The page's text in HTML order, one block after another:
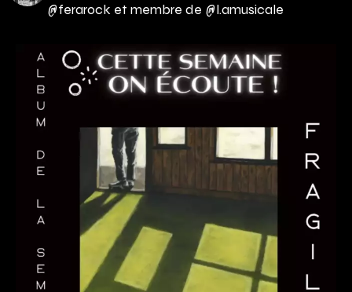
@ferarock et membre de @l.amusicale